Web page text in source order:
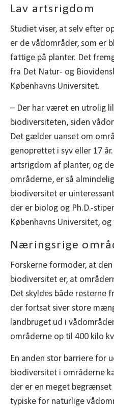
Lav artsrigdom
Studiet viser, at selv efter
er de vådområder, som er
fattige på planter. Det
fra Det Natur- og
Københavns Universitet.
– Der har været en utrolig
biodiversiteten, siden
Det gælder uanset om
genoprettet i syv eller 17
artsrigdom af planter, og
områderne, er så
biodiversitet er
der er biolog og Ph.D.-
Københavns Universitet,
Næringsrige
Forskerne formoder, at
biodiversitet er, at
Det skyldes både resterne
der fortsat siver store
landbruget ud i
områderne op til 400 kilo
En anden stor barriere for
biodiversitet i områderne
der er en meget
typiske for naturlige